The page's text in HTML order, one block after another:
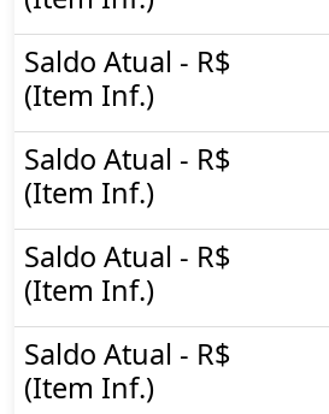
Saldo Atual - R$
(Item Inf.)
Saldo Atual - R$
(Item Inf.)
Saldo Atual - R$
(Item Inf.)
Saldo Atual - R$
(Item Inf.)